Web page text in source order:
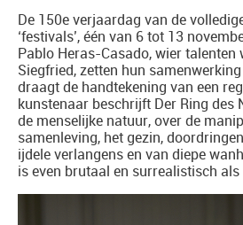
De 150e verjaardag van de
‘festivals’, één van 6 tot 13
Pablo Heras-Casado, wier talenten
Siegfried, zetten hun
draagt de handtekening van een
kunstenaar beschrijft Der Ring des
de menselijke natuur, over de
samenleving, het gezin,
ijdele verlangens en van diepe
is even brutaal en surrealistisch als